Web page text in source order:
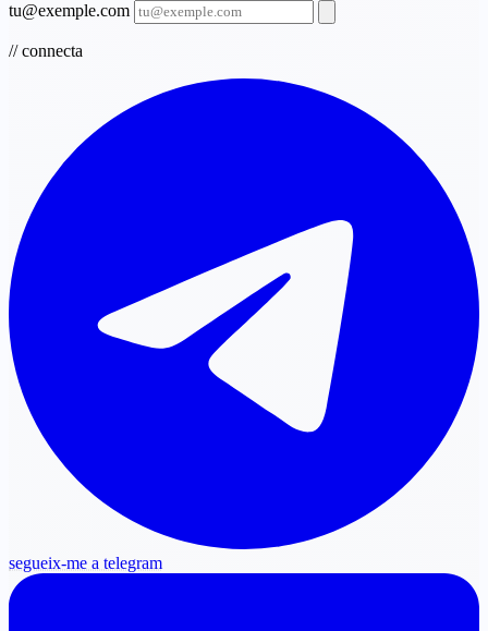
tu@exemple.com
// connecta
segueix-me a telegram